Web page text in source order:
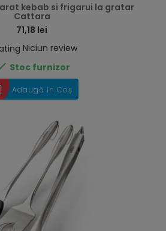
kebab si frigarui la gratar
Cattara
71,18 lei
Niciun review
Stoc furnizor
Adaugă în Coș